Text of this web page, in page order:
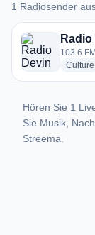
1 Radiosender
1 Radiosender
Radio
103.6
Culture
Hören Sie 1
Sie Musik,
Streema.